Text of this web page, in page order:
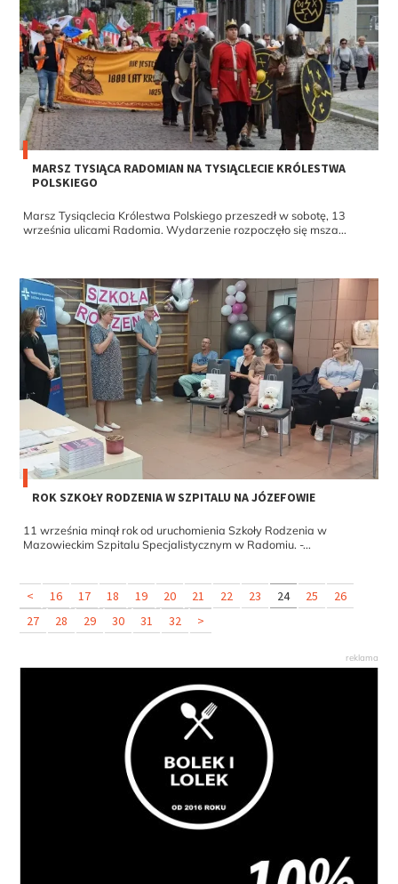
MARSZ TYSIĄCA RADOMIAN NA TYSIĄCLECIE KRÓLESTWA
POLSKIEGO
Marsz Tysiąclecia Królestwa Polskiego przeszedł w sobotę, 13
września ulicami Radomia. Wydarzenie rozpoczęło się msza...
ROK SZKOŁY RODZENIA W SZPITALU NA JÓZEFOWIE
11 września minął rok od uruchomienia Szkoły Rodzenia w
Mazowieckim Szpitalu Specjalistycznym w Radomiu. -...
< 16 17 18 19 20 21 22 23 24 25
26
27
28 29 30 31 32 >